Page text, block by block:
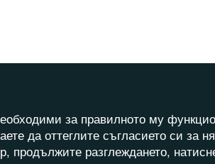
за правилното му
да оттеглите съгласието си за
продължите разглеждането,